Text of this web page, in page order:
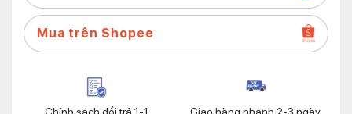
Mua trên Shopee